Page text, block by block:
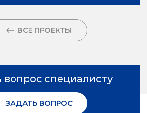
ВСЕ ПРОЕКТЫ
вопрос специалисту
ЗАДАТЬ ВОПРОС